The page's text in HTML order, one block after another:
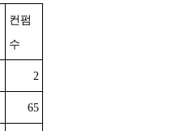
컨펌
수
2
65